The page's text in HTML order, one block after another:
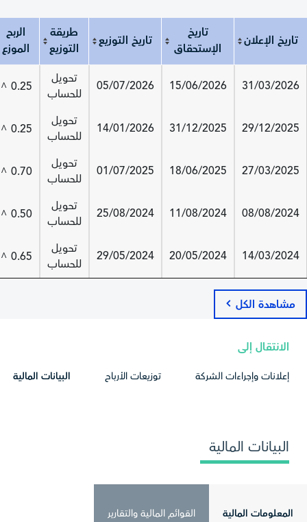
تاريخ الإعلان
تاريخ
الإستحقاق
تاريخ التوزيع
طريقة
التوزيع
الربح
الموزع
تاريخ الإعلان
تاريخ الإستحقاق تاريخ التوزيع طريقة التوزيع الربح الموزع
31/03/2026
15/06/2026
05/07/2026
تحويل
للحساب
0.25
^
29/12/2025
31/12/2025
14/01/2026
تحويل
للحساب
0.25
^
27/03/2025
18/06/2025
01/07/2025
تحويل
للحساب
0.70
^
08/08/2024
11/08/2024
25/08/2024
تحويل
للحساب
0.50
^
14/03/2024
20/05/2024
29/05/2024
تحويل
للحساب
0.65
^
مشاهدة الكل
الانتقال إلى
إعلانات وإجراءات الشركة توزيعات الأرباح البيانات المالية
البيانات المالية
المعلومات المالية القوائم المالية والتقارير